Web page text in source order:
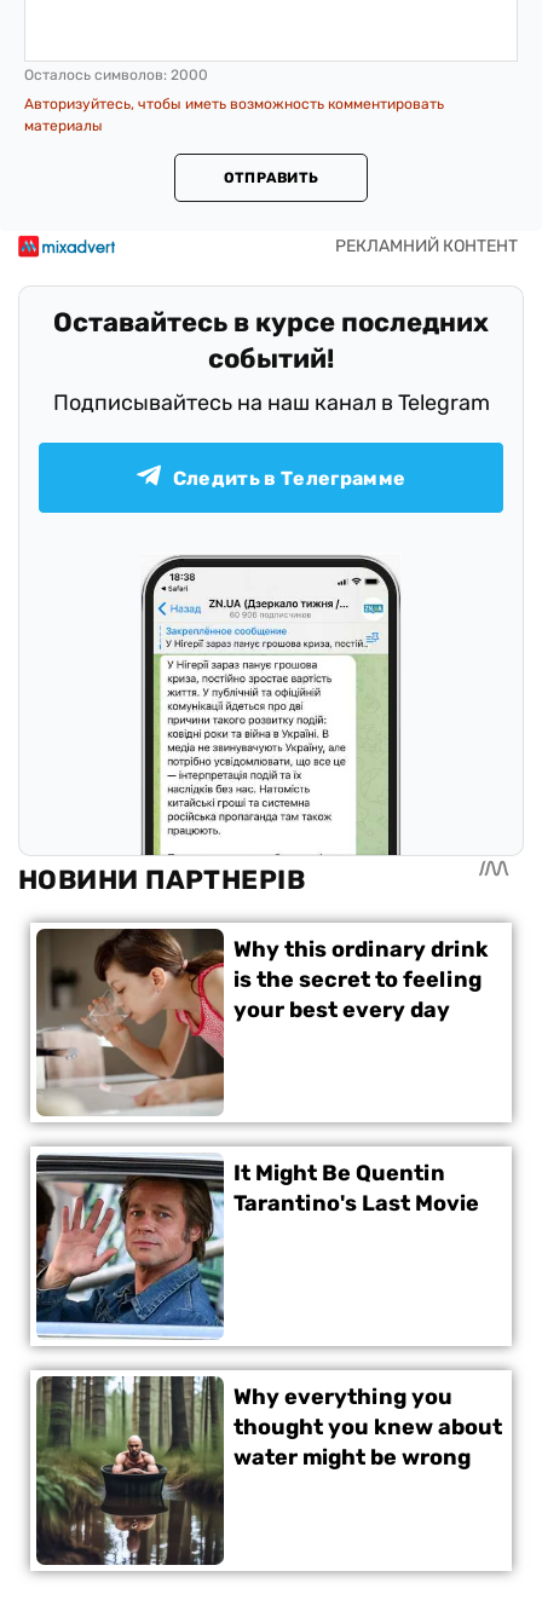
Осталось символов: 2000
Авторизуйтесь, чтобы иметь возможность комментировать
материалы
ОТПРАВИТЬ
Оставайтесь в курсе последних
событий!
Подписывайтесь на наш канал в Telegram
Следить в Телеграмме